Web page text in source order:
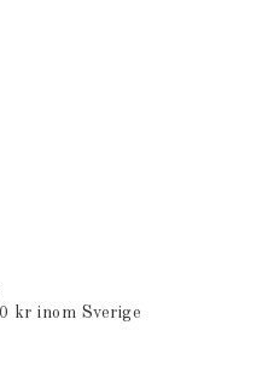
kr inom Sverige